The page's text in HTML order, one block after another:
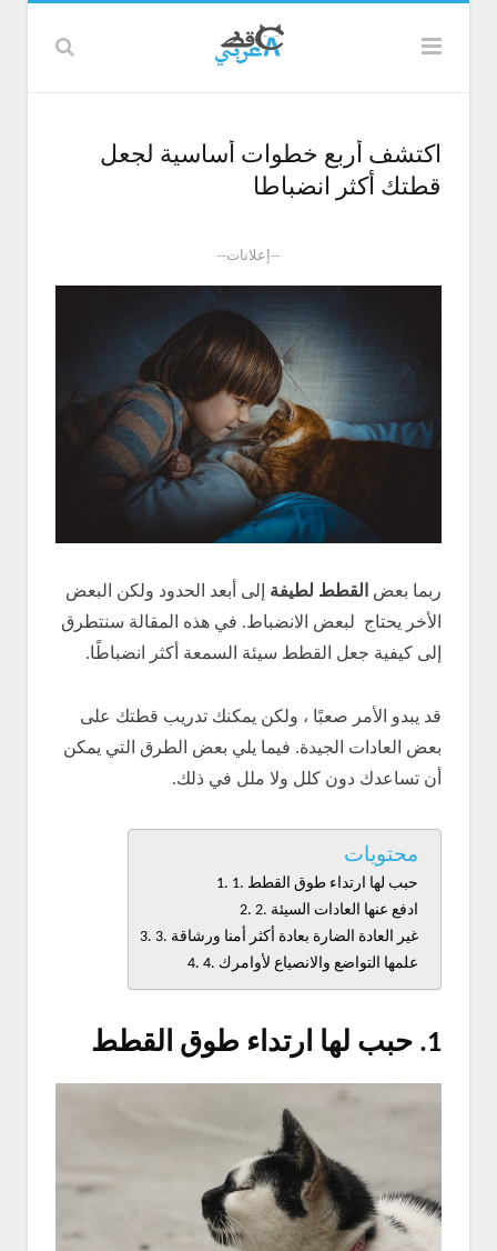
اكتشف أربع خطوات أساسية لجعل
قطتك أكثر انضباطا
--إعلانات--
ربما بعض القطط لطيفة إلى أبعد الحدود ولكن البعض
الأخر يحتاج لبعض الانضباط. في هذه المقالة سنتطرق
إلى كيفية جعل القطط سيئة السمعة أكثر انضباطًا.
قد يبدو الأمر صعبًا ، ولكن يمكنك تدريب قطتك على
بعض العادات الجيدة. فيما يلي بعض الطرق التي يمكن
أن تساعدك دون كلل ولا ملل في ذلك.
محتويات
1. حبب لها ارتداء طوق القطط
2. ادفع عنها العادات السيئة
3. غير العادة الضارة بعادة أكثر أمنا ورشاقة
4. علمها التواضع والانصياع لأوامرك
1. حبب لها ارتداء طوق القطط